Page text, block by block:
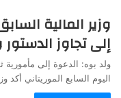
وزير المالية
إلى تجاوز
ولد بوه: الدعوة إلى مأمورية
اليوم السابع الموريتاني أكد